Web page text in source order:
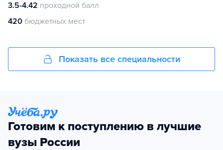
3.5-4.42 проходной балл
420 бюджетных мест
Показать все специальности
Готовим к поступлению в лучшие
вузы России